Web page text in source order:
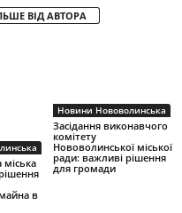
ВІД АВТОРА
в
Новини Нововолинська
Засідання виконавчого
комітету
Нововолинської міської
ради: важливі рішення
для громади